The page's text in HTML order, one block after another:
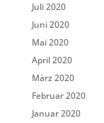
Juli 2020
Juni 2020
Mai 2020
April 2020
März 2020
Februar 2020
Januar 2020